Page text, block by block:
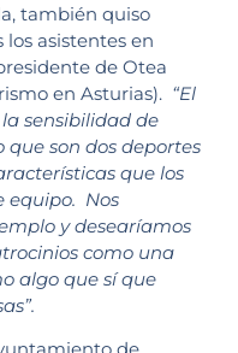
también quiso
asistentes en
de Otea
en Asturias). “El
sensibilidad de
que son dos deportes
que los
equipo. Nos
y desearíamos
como una
algo que sí que